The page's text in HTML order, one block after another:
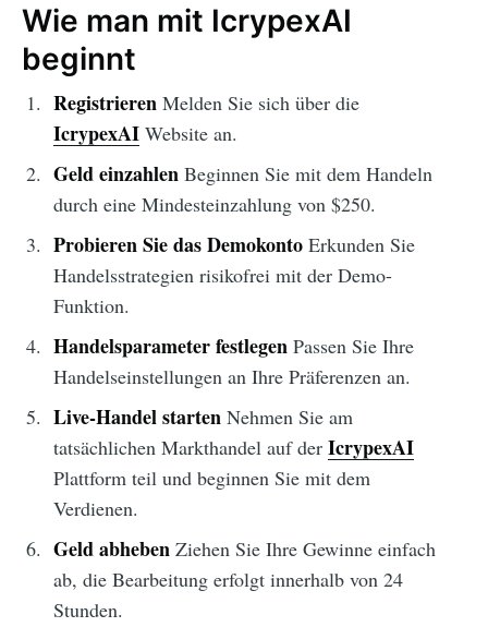
Wie man mit IcrypexAI
beginnt
RegistrierenMelden Sie sich über die
IcrypexAIWebsite an.
Geld einzahlenBeginnen Sie mit dem Handeln
durch eine Mindesteinzahlung von $250.
Probieren Sie das DemokontoErkunden Sie
Handelsstrategien risikofrei mit der Demo-
Funktion.
Handelsparameter festlegenPassen Sie Ihre
Handelseinstellungen an Ihre Präferenzen an.
Live-Handel startenNehmen Sie am
tatsächlichen Markthandel auf der IcrypexAI
Plattform teil und beginnen Sie mit dem
Verdienen.
Geld abhebenZiehen Sie Ihre Gewinne einfach
ab, die Bearbeitung erfolgt innerhalb von 24
Stunden.